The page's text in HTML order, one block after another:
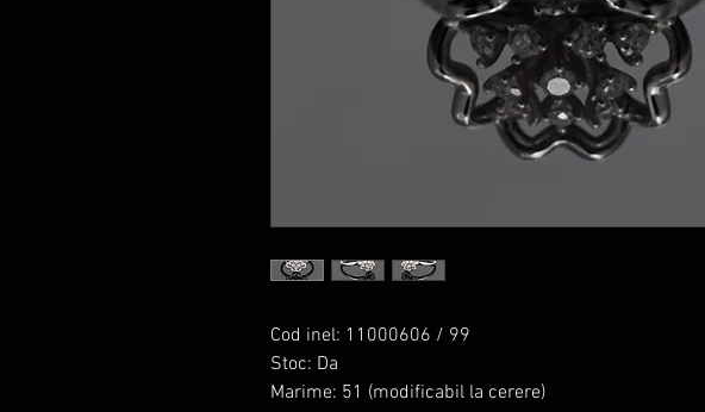
Cod inel: 11000606 / 99
Stoc: Da
Marime: 51 (modificabil la cerere)